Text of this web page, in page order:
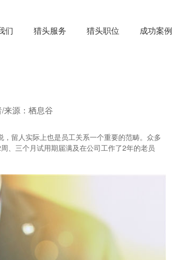
们 猎头服务 猎头职位 成功案例
来源： 栖息谷
留人实际上也是员工关系一个重要的范畴。众多
、三个月试用期届满及在公司工作了2年的老员